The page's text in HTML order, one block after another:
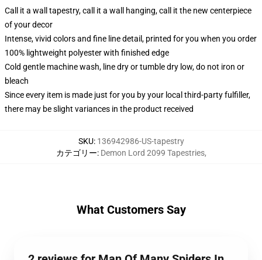
Call it a wall tapestry, call it a wall hanging, call it the new centerpiece
of your decor
Intense, vivid colors and fine line detail, printed for you when you order
100% lightweight polyester with finished edge
Cold gentle machine wash, line dry or tumble dry low, do not iron or
bleach
Since every item is made just for you by your local third-party fulfiller,
there may be slight variances in the product received
SKU: 136942986-US-tapestry
カテゴリー: Demon Lord 2099 Tapestries,
What Customers Say